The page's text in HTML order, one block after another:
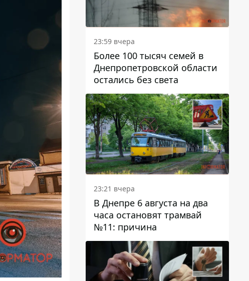
23:59 вчера
Более 100 тысяч семей в
Днепропетровской области
остались без света
23:21 вчера
В Днепре 6 августа на два
часа остановят трамвай
№11: причина